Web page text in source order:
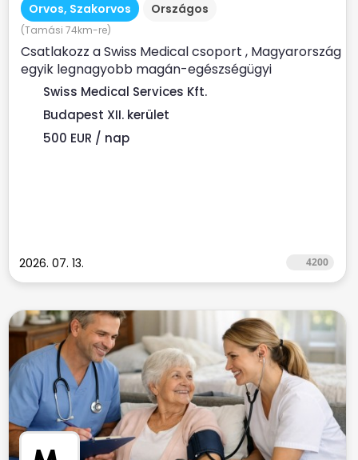
Orvos, Szakorvos Országos
(Tamási 74km-re)
Csatlakozz a Swiss Medical csoport , Magyarország
egyik legnagyobb magán-egészségügyi
szolgáltatójához ...
Swiss Medical Services Kft.
Budapest XII. kerület
500 EUR / nap
2026. 07. 13. 4200